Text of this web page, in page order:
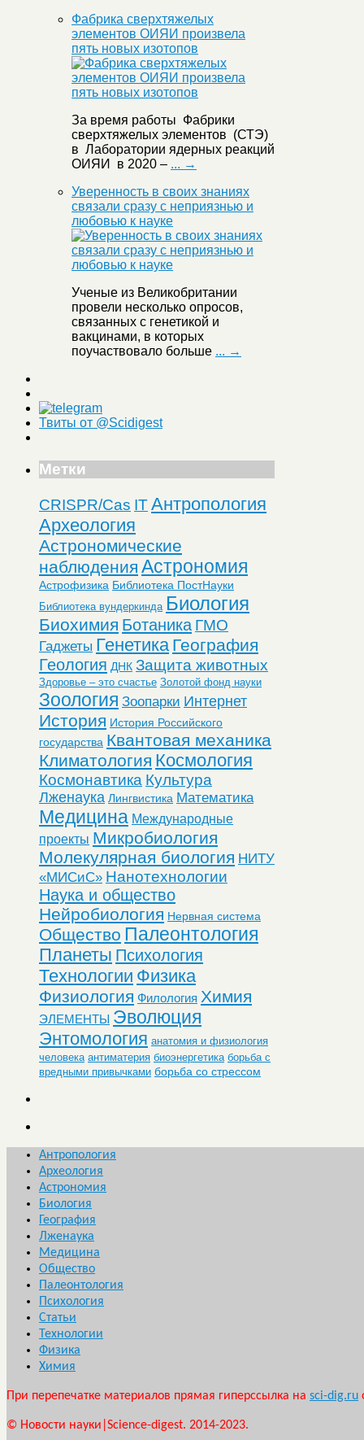
Фабрика сверхтяжелых
элементов ОИЯИ произвела
пять новых изотопов
За время работы Фабрики
сверхтяжелых элементов (СТЭ)
в Лаборатории ядерных реакций
ОИЯИ в 2020 – ... →
Уверенность в своих знаниях
связали сразу с неприязнью и
любовью к науке
Ученые из Великобритании
провели несколько опросов,
связанных с генетикой и
вакцинами, в которых
поучаствовало больше ... →
Твиты от @Scidigest
Метки
CRISPR/Cas ITАнтропология
Археология
Астрономические
наблюдения Астрономия
Астрофизика Библиотека ПостНауки
Библиотека вундеркинда Биология
Биохимия Ботаника ГМО
Гаджеты Генетика География
Геология ДНК Защита животных
Здоровье – это счастье Золотой фонд науки
Зоология Зоопарки Интернет
История История Российского
государства Квантовая механика
Климатология Космология
Космонавтика Культура
Лженаука Лингвистика Математика
Медицина Международные
проекты Микробиология
Молекулярная биология НИТУ
«МИСиС» Нанотехнологии
Наука и общество
Нейробиология Нервная система
Общество Палеонтология
Планеты Психология
Технологии Физика
Физиология Филология Химия
ЭЛЕМЕНТЫ Эволюция
Энтомология анатомия и физиология
человека антиматерия биоэнергетика борьба с
вредными привычками борьба со стрессом
Антропология
Археология
Астрономия
Биология
География
Лженаука
Медицина
Общество
Палеонтология
Психология
Статьи
Технологии
Физика
Химия
При перепечатке материалов прямая гиперссылка на sci-dig.ru
© Новости науки|Science-digest. 2014-2023.